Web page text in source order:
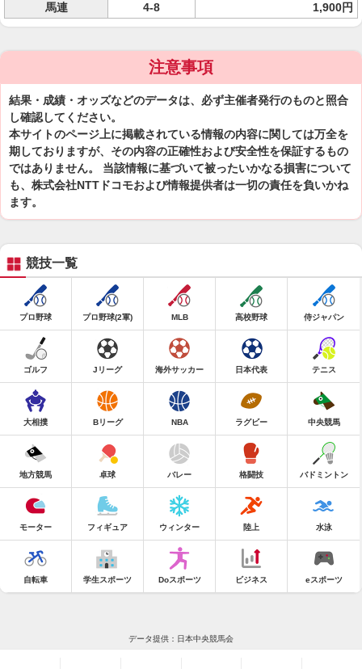
馬連
4-8 1,900円
注意事項
結果・成績・オッズなどのデータは、必ず主催者発行のものと照合
し確認してください。
本サイトのページ上に掲載されている情報の内容に関しては万全を
期しておりますが、その内容の正確性および安全性を保証するもの
ではありません。 当該情報に基づいて被ったいかなる損害について
も、株式会社NTTドコモおよび情報提供者は一切の責任を負いかね
ます。
競技一覧
プロ野球 プロ野球(2軍) MLB 高校野球 侍ジャパン
ゴルフ Jリーグ 海外サッカー 日本代表 テニス
大相撲 Bリーグ NBA ラグビー 中央競馬
地方競馬 卓球 バレー 格闘技 バドミントン
モーター フィギュア ウィンター 陸上 水泳
自転車 学生スポーツ Doスポーツ ビジネス eスポーツ
データ提供：日本中央競馬会